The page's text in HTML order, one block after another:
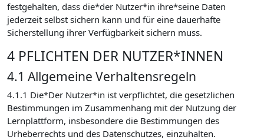
festgehalten, dass die*der Nutzer*in ihre*seine Daten
jederzeit selbst sichern kann und für eine dauerhafte
Sicherstellung ihrer Verfügbarkeit sichern muss.
4 PFLICHTEN DER NUTZER*INNEN
4.1 Allgemeine Verhaltensregeln
4.1.1 Die*Der Nutzer*in ist verpflichtet, die gesetzlichen
Bestimmungen im Zusammenhang mit der Nutzung der
Lernplattform, insbesondere die Bestimmungen des
Urheberrechts und des Datenschutzes, einzuhalten.